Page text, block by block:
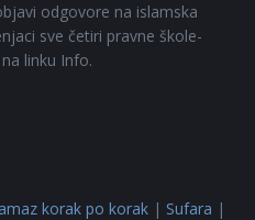
odgovore na islamska
sve četiri pravne škole-
linku Info.
korak po korak | Sufara |